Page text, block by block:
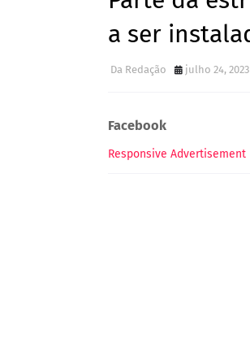
a ser
Da Redação julho 24, 2023
Facebook
Responsive Advertisement